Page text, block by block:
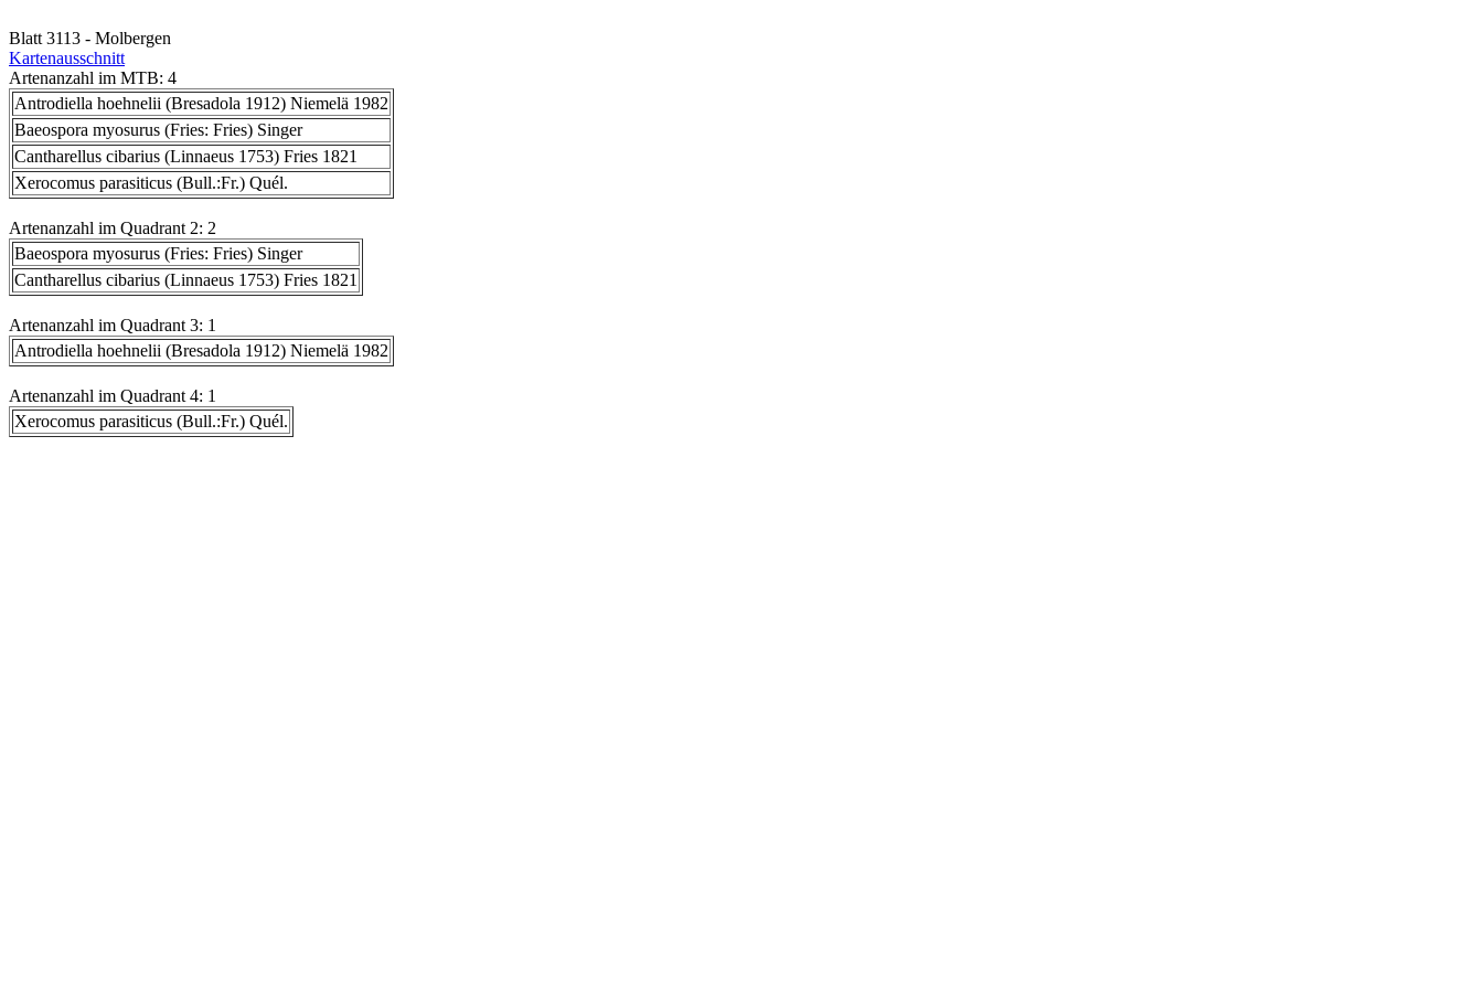
Blatt 3113 - Molbergen
Kartenausschnitt
Artenanzahl im MTB: 4
Antrodiella hoehnelii (Bresadola 1912) Niemelä 1982
Baeospora myosurus (Fries: Fries) Singer
Cantharellus cibarius (Linnaeus 1753) Fries 1821
Xerocomus parasiticus (Bull.:Fr.) Quél.
Artenanzahl im Quadrant 2: 2
Baeospora myosurus (Fries: Fries) Singer
Cantharellus cibarius (Linnaeus 1753) Fries 1821
Artenanzahl im Quadrant 3: 1
Antrodiella hoehnelii (Bresadola 1912) Niemelä 1982
Artenanzahl im Quadrant 4: 1
Xerocomus parasiticus (Bull.:Fr.) Quél.